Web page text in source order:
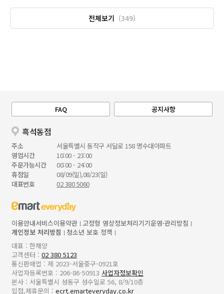
전체보기 (349)
FAQ 공지사항
흑석동점
주소
서울특별시 동작구 서달로 158 명수대아파트
영업시간
10:00 - 23:00
주문가능시간
00:00 - 24:00
휴점일
08/09(일),08/23(일)
대표번호
02 380 5060
이용안내서비스이용약관 고정형 영상정보처리기기운영·관리방침
개인정보 처리방침
청소년 보호 정책
대표 : 한채양
고객센터 : 02 380 5123
통신판매업 : 제 2023-서울중구-0921호
사업자등록번호 : 206-86-50913 사업자정보확인
본사 : 서울특별시 성동구 성수일로 56, 8/9/10층
입점,제휴문의 : ecrt.emarteveryday.co.kr